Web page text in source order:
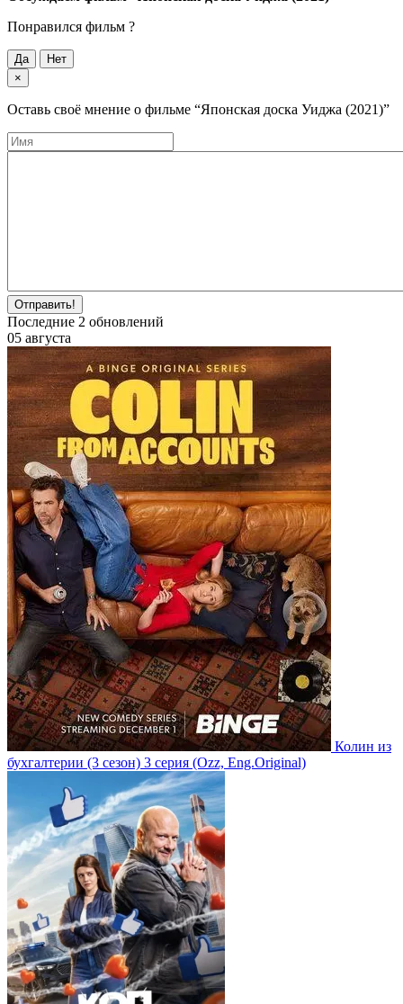
Понравился фильм ?
Да
Нет
×
Оставь своё мнение о фильме “Японская доска Уиджа (2021)”
Отправить!
Последние 2 обновлений
05 августа
Колин из
бухгалтерии (3 сезон) 3 серия (Ozz, Eng.Original)